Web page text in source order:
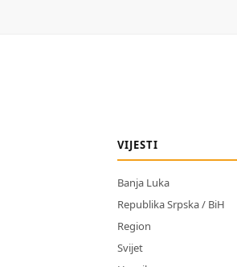
VIJESTI
Banja Luka
Republika Srpska / BiH
Region
Svijet